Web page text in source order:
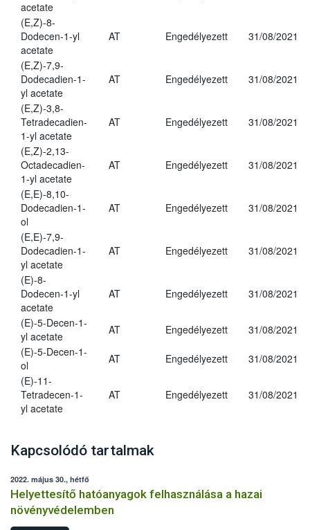
acetate
(E,Z)-8-
Dodecen-1-yl
acetate
AT Engedélyezett 31/08/2021
(E,Z)-7,9-
Dodecadien-1-
yl acetate
AT Engedélyezett 31/08/2021
(E,Z)-3,8-
Tetradecadien-
1-yl acetate
AT Engedélyezett 31/08/2021
(E,Z)-2,13-
Octadecadien-
1-yl acetate
AT Engedélyezett 31/08/2021
(E,E)-8,10-
Dodecadien-1-
ol
AT Engedélyezett 31/08/2021
(E,E)-7,9-
Dodecadien-1-
yl acetate
AT Engedélyezett 31/08/2021
(E)-8-
Dodecen-1-yl
acetate
AT Engedélyezett 31/08/2021
(E)-5-Decen-1-
yl acetate
AT Engedélyezett
31/08/2021
(E)-5-Decen-1-
ol
AT Engedélyezett
31/08/2021
(E)-11-
Tetradecen-1-
yl acetate
AT Engedélyezett 31/08/2021
Kapcsolódó tartalmak
2022. május 30., hétfő
Helyettesítő hatóanyagok felhasználása a hazai
növényvédelemben